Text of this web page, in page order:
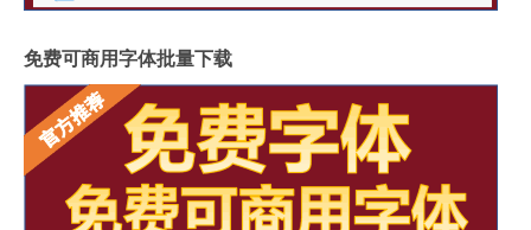
免费可商用字体批量下载